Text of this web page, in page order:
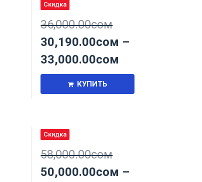
Скидка
36,000.00сом
30,190.00сом –
33,000.00сом
КУПИТЬ
Скидка
58,000.00сом
50,000.00сом –